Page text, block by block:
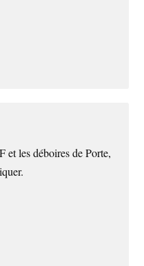
et les déboires de Porte,